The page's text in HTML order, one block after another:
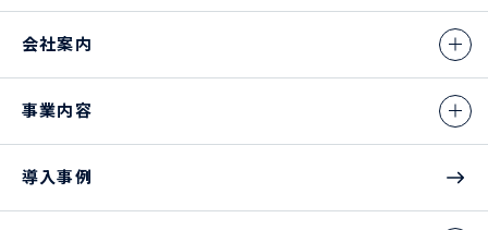
会社案内
事業内容
導入事例